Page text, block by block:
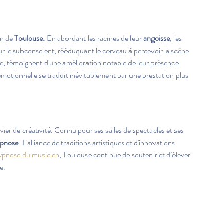
de Toulouse. En abordant les racines de leur angoisse, les
subconscient, rééduquant le cerveau à percevoir la scène
témoignent d'une amélioration notable de leur présence
se traduit inévitablement par une prestation plus
de créativité. Connu pour ses salles de spectacles et ses
. L'alliance de traditions artistiques et d'innovations
du musicien, Toulouse continue de soutenir et d’élever